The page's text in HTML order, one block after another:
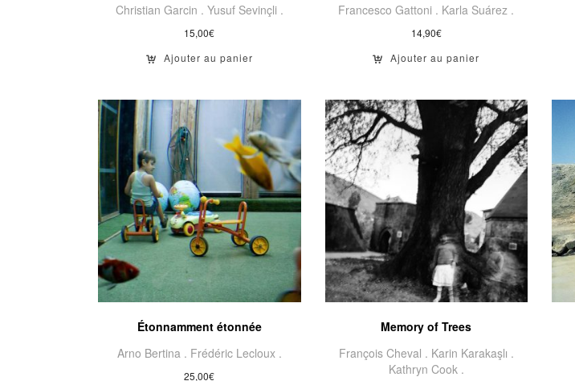
Christian Garcin . Yusuf Sevinçli .
15,00€
Ajouter au panier
Francesco Gattoni . Karla Suárez .
14,90€
Ajouter au panier
Étonnamment étonnée
Arno Bertina . Frédéric Lecloux .
25,00€
Memory of Trees
François Cheval . Karin Karakaşlı .
Kathryn Cook .